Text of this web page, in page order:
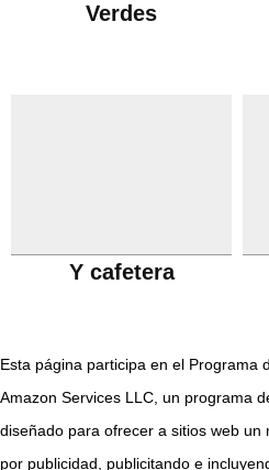
Verdes
Y cafetera
Esta página participa en el Programa
Amazon Services LLC, un programa
diseñado para ofrecer a sitios web un
por publicidad, publicitando e